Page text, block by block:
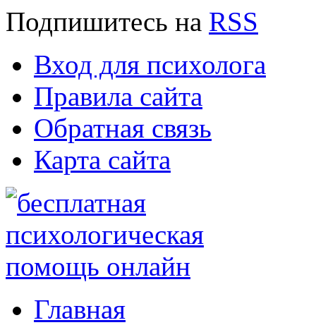
Подпишитесь на RSS
Вход для психолога
Правила сайта
Обратная связь
Карта сайта
Главная